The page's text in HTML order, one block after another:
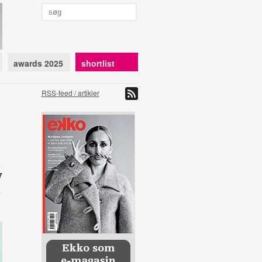
awards 2025 shortlist
RSS-feed / artikler